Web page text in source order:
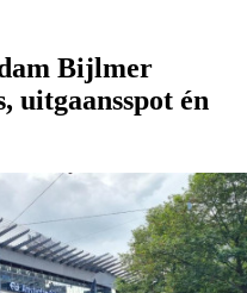
Bijlmer
uitgaansspot én